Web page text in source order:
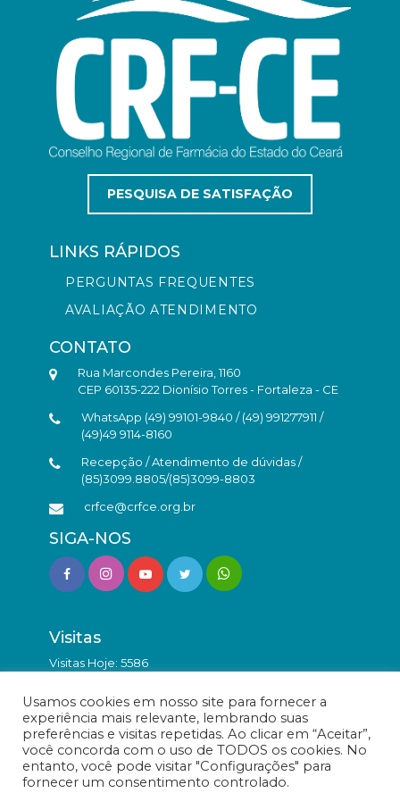
PESQUISA DE SATISFAÇÃO
LINKS RÁPIDOS
PERGUNTAS FREQUENTES
AVALIAÇÃO ATENDIMENTO
CONTATO
Rua Marcondes Pereira, 1160
CEP 60135-222 Dionísio Torres - Fortaleza - CE
WhatsApp (49) 99101-9840 / (49) 991277911 /
(49)49 9114-8160
Recepção / Atendimento de dúvidas /
(85)3099.8805/(85)3099-8803
crfce@crfce.org.br
SIGA-NOS
Visitas
Visitas Hoje: 5586
Usamos cookies em nosso site para fornecer a
experiência mais relevante, lembrando suas
preferências e visitas repetidas. Ao clicar em “Aceitar”,
você concorda com o uso de TODOS os cookies. No
entanto, você pode visitar "Configurações" para
fornecer um consentimento controlado.